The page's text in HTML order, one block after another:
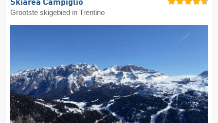
Skiarea Campiglio
Grootste skigebied in Trentino